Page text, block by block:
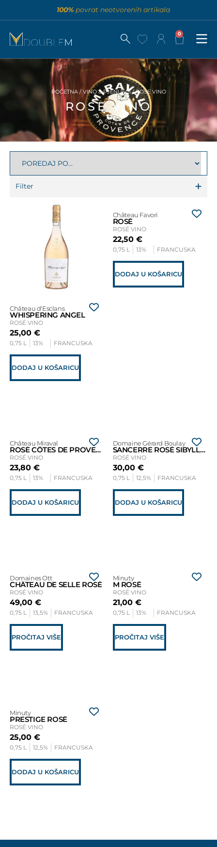
100% povrat neotvorenih artikala
0
POČETNA/ VINO & PJENUŠCI/ ROSE VINO
ROSE VINO
Filter
Château d'Esclans
WHISPERING ANGEL
ROSÉ VINO
25,00 €
0,75 L 13% FRANCUSKA
DODAJ U KOŠARICU
Château Favori
ROSÉ
ROSÉ VINO
22,50 €
0,75 L 13% FRANCUSKA
DODAJ U KOŠARICU
Château Miraval
ROSÉ CÔTES DE PROVENCE
ROSÉ VINO
23,80 €
0,75 L 13% FRANCUSKA
DODAJ U KOŠARICU
Domaine Gérard Boulay
SANCERRE ROSÉ SIBYLLE 2020
ROSÉ VINO
30,00 €
0,75 L 12,5% FRANCUSKA
DODAJ U KOŠARICU
Domaines Ott
CHÂTEAU DE SELLE ROSÉ
ROSÉ VINO
49,00 €
0,75 L 13,5% FRANCUSKA
PROČITAJ VIŠE
Minuty
M ROSÉ
ROSÉ VINO
21,00 €
0,75 L 13% FRANCUSKA
PROČITAJ VIŠE
Minuty
PRESTIGE ROSÉ
ROSÉ VINO
25,00 €
0,75 L 12,5% FRANCUSKA
DODAJ U KOŠARICU